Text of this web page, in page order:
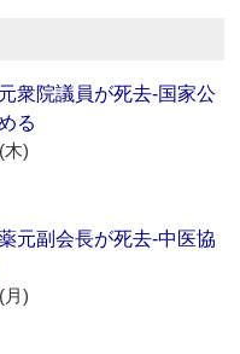
衆院議員が死去‐国家公
る
木)
元副会長が死去‐中医協
月)